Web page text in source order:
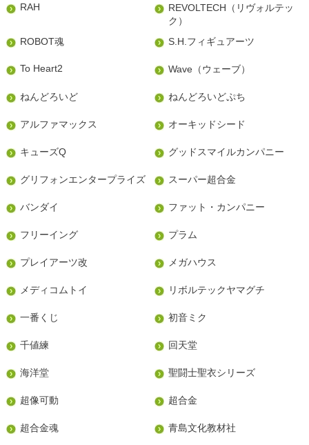
RAH
REVOLTECH（リヴォルテッ
ク）
ROBOT魂
S.H.フィギュアーツ
To Heart2 Wave（ウェーブ）
ねんどろいど ねんどろいどぷち
アルファマックス オーキッドシード
キューズQ グッドスマイルカンパニー
グリフォンエンタープライズ スーパー超合金
バンダイ ファット・カンパニー
フリーイング プラム
プレイアーツ改 メガハウス
メディコムトイ リボルテックヤマグチ
一番くじ 初音ミク
千値練 回天堂
海洋堂 聖闘士聖衣シリーズ
超像可動 超合金
超合金魂 青島文化教材社